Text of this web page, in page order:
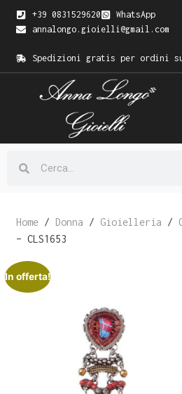
+39 0831529620
WhatsApp
annalongo.gioielli@gmail.com
Spedizioni gratis per ordini
Home / Donna / Gioielleria /
– CLS1653
In offerta!